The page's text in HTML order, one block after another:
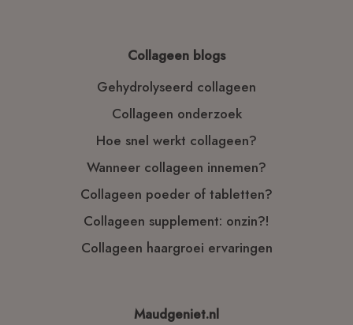
Collageen blogs
Gehydrolyseerd collageen
Collageen onderzoek
Hoe snel werkt collageen?
Wanneer collageen innemen?
Collageen poeder of tabletten?
Collageen supplement: onzin?!
Collageen haargroei ervaringen
Maudgeniet.nl